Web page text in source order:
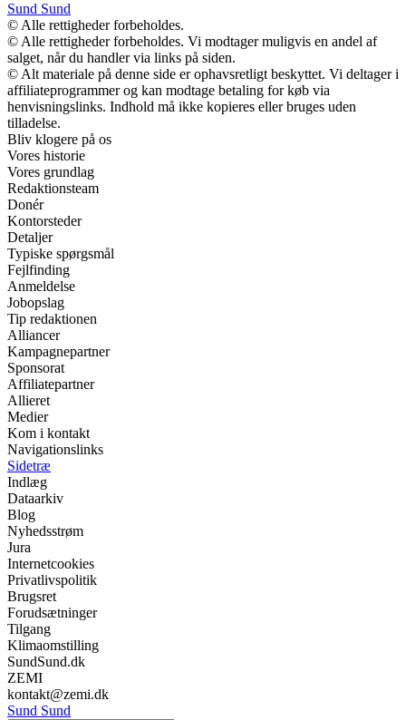
Sund Sund
© Alle rettigheder forbeholdes.
© Alle rettigheder forbeholdes. Vi modtager muligvis en andel af
salget, når du handler via links på siden.
© Alt materiale på denne side er ophavsretligt beskyttet. Vi deltager i
affiliateprogrammer og kan modtage betaling for køb via
henvisningslinks. Indhold må ikke kopieres eller bruges uden
tilladelse.
Bliv klogere på os
Vores historie
Vores grundlag
Redaktionsteam
Donér
Kontorsteder
Detaljer
Typiske spørgsmål
Fejlfinding
Anmeldelse
Jobopslag
Tip redaktionen
Alliancer
Kampagnepartner
Sponsorat
Affiliatepartner
Allieret
Medier
Kom i kontakt
Navigationslinks
Sidetræ
Indlæg
Dataarkiv
Blog
Nyhedsstrøm
Jura
Internetcookies
Privatlivspolitik
Brugsret
Forudsætninger
Tilgang
Klimaomstilling
SundSund.dk
ZEMI
kontakt@zemi.dk
Sund Sund